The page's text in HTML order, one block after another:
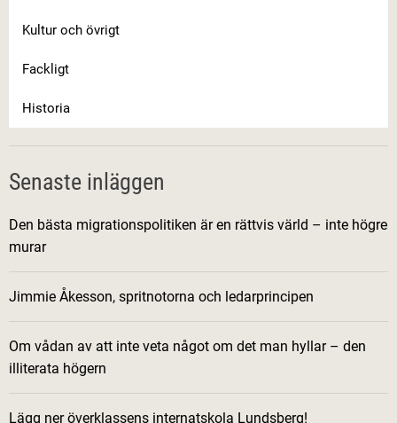
Kultur och övrigt
Fackligt
Historia
Senaste inläggen
Den bästa migrationspolitiken är en rättvis värld – inte högre
murar
Jimmie Åkesson, spritnotorna och ledarprincipen
Om vådan av att inte veta något om det man hyllar – den
illiterata högern
Lägg ner överklassens internatskola Lundsberg!